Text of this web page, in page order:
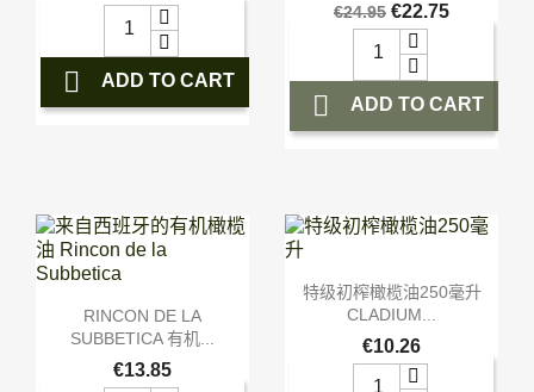
 ADD TO CART
€24.95 €22.75
 ADD TO CART
 快速查看
RINCON DE LA
SUBBETICA 有机...
€13.85
 快速查看
特级初榨橄榄油250毫升
CLADIUM...
€10.26